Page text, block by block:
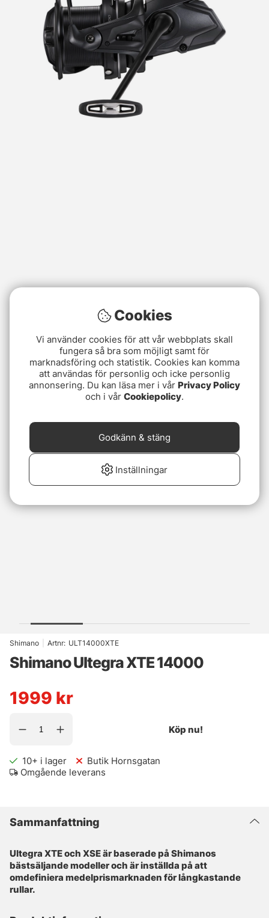
Shimano Artnr: ULT14000XTE
Shimano Ultegra XTE 14000
1999 kr
Köp nu!
10+ i lager
Butik Hornsgatan
Omgående leverans
Sammanfattning
Ultegra XTE och XSE är baserade på Shimanos
bästsäljande modeller och är inställda på att
omdefiniera medelprismarknaden för långkastande
rullar.
Cookies
Vi använder cookies för att vår webbplats skall
fungera så bra som möjligt samt för
marknadsföring och statistik. Cookies kan komma
att användas för personlig och icke personlig
annonsering. Du kan läsa mer i vår Privacy Policy
och i vår Cookiepolicy.
Inställningar
Godkänn & stäng